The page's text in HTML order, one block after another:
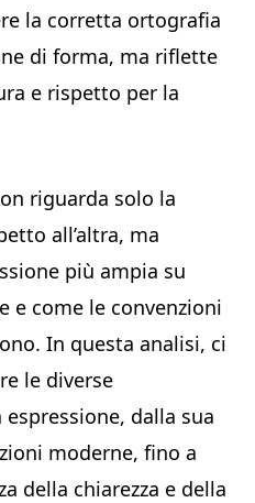
la corretta ortografia
di forma, ma riflette
e rispetto per la
riguarda solo la
all’altra, ma
più ampia su
e come le convenzioni
In questa analisi, ci
le diverse
dalla sua
moderne, fino a
della chiarezza e della